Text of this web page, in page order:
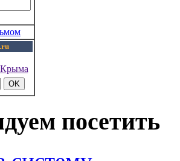
.ru
Крыма
посетить